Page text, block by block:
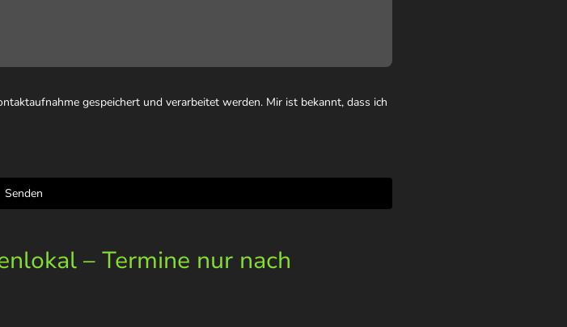
gespeichert und verarbeitet werden. Mir ist bekannt, dass ich
Senden
– Termine nur nach